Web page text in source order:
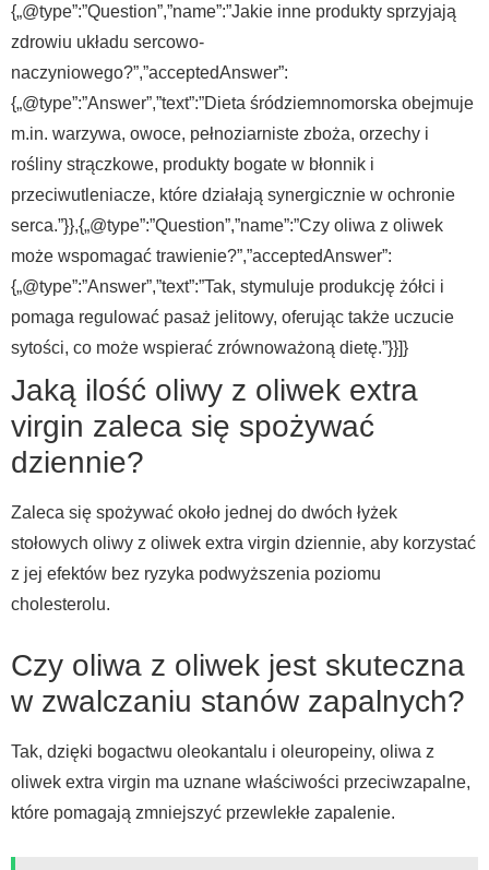
{„@type”:”Question”,”name”:”Jakie inne produkty sprzyjają
zdrowiu układu sercowo-
naczyniowego?”,”acceptedAnswer”:
{„@type”:”Answer”,”text”:”Dieta śródziemnomorska obejmuje
m.in. warzywa, owoce, pełnoziarniste zboża, orzechy i
rośliny strączkowe, produkty bogate w błonnik i
przeciwutleniacze, które działają synergicznie w ochronie
serca.”}},{„@type”:”Question”,”name”:”Czy oliwa z oliwek
może wspomagać trawienie?”,”acceptedAnswer”:
{„@type”:”Answer”,”text”:”Tak, stymuluje produkcję żółci i
pomaga regulować pasaż jelitowy, oferując także uczucie
sytości, co może wspierać zrównoważoną dietę.”}}]}
Jaką ilość oliwy z oliwek extra
virgin zaleca się spożywać
dziennie?
Zaleca się spożywać około jednej do dwóch łyżek
stołowych oliwy z oliwek extra virgin dziennie, aby korzystać
z jej efektów bez ryzyka podwyższenia poziomu
cholesterolu.
Czy oliwa z oliwek jest skuteczna
w zwalczaniu stanów zapalnych?
Tak, dzięki bogactwu oleokantalu i oleuropeiny, oliwa z
oliwek extra virgin ma uznane właściwości przeciwzapalne,
które pomagają zmniejszyć przewlekłe zapalenie.